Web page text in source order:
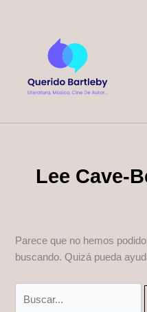
Lee Cave-
Parece que no hemos
buscando. Quizá pueda
por: